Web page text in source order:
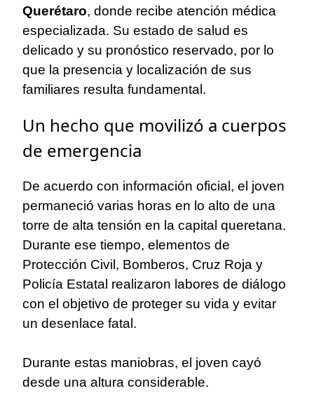
Querétaro, donde recibe atención médica
especializada. Su estado de salud es
delicado y su pronóstico reservado, por lo
que la presencia y localización de sus
familiares resulta fundamental.
Un hecho que movilizó a cuerpos
de emergencia
De acuerdo con información oficial, el joven
permaneció varias horas en lo alto de una
torre de alta tensión en la capital queretana.
Durante ese tiempo, elementos de
Protección Civil, Bomberos, Cruz Roja y
Policía Estatal realizaron labores de diálogo
con el objetivo de proteger su vida y evitar
un desenlace fatal.
Durante estas maniobras, el joven cayó
desde una altura considerable.